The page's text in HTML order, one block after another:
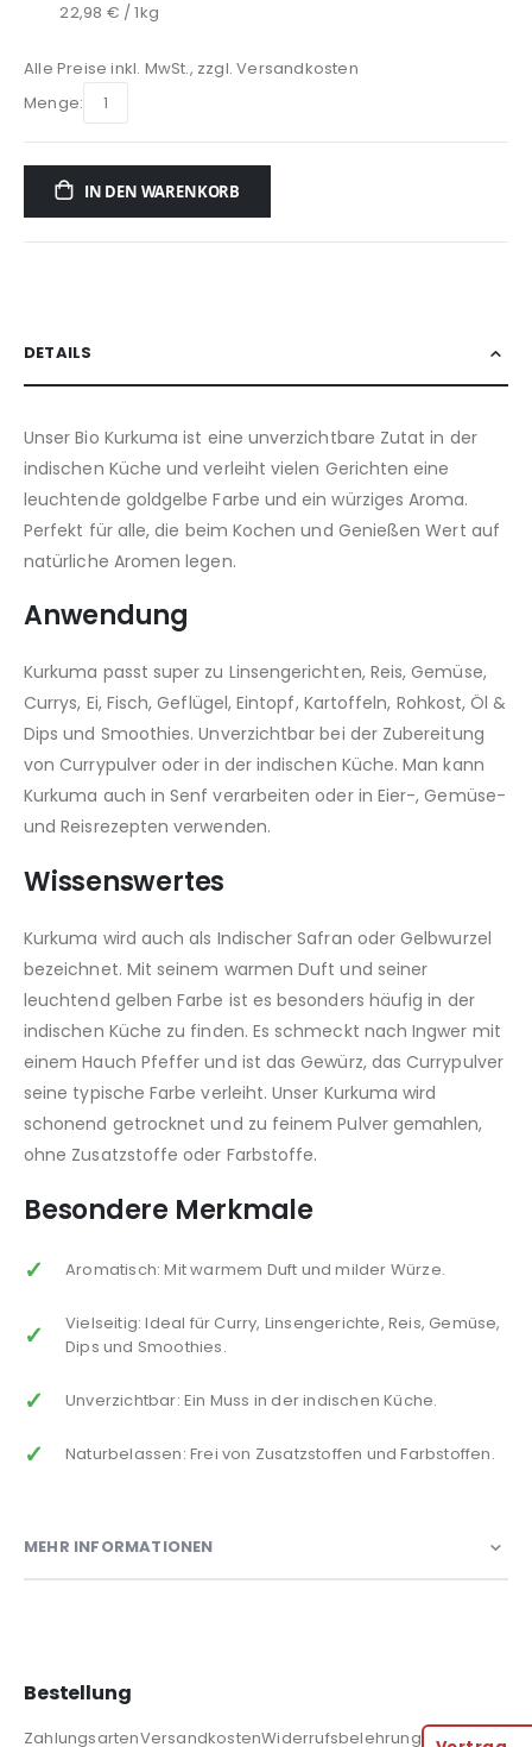
22,98 € / 1kg
Alle Preise inkl. MwSt., zzgl.Versandkosten
Menge:
IN DEN WARENKORB
DETAILS
Unser Bio Kurkuma ist eine unverzichtbare Zutat in der
indischen Küche und verleiht vielen Gerichten eine
leuchtende goldgelbe Farbe und ein würziges Aroma.
Perfekt für alle, die beim Kochen und Genießen Wert auf
natürliche Aromen legen.
Anwendung
Kurkuma passt super zu Linsengerichten, Reis, Gemüse,
Currys, Ei, Fisch, Geflügel, Eintopf, Kartoffeln, Rohkost, Öl &
Dips und Smoothies. Unverzichtbar bei der Zubereitung
von Currypulver oder in der indischen Küche. Man kann
Kurkuma auch in Senf verarbeiten oder in Eier-, Gemüse-
und Reisrezepten verwenden.
Wissenswertes
Kurkuma wird auch als Indischer Safran oder Gelbwurzel
bezeichnet. Mit seinem warmen Duft und seiner
leuchtend gelben Farbe ist es besonders häufig in der
indischen Küche zu finden. Es schmeckt nach Ingwer mit
einem Hauch Pfeffer und ist das Gewürz, das Currypulver
seine typische Farbe verleiht. Unser Kurkuma wird
schonend getrocknet und zu feinem Pulver gemahlen,
ohne Zusatzstoffe oder Farbstoffe.
Besondere Merkmale
Aromatisch: Mit warmem Duft und milder Würze.
Vielseitig: Ideal für Curry, Linsengerichte, Reis, Gemüse,
Dips und Smoothies.
Unverzichtbar: Ein Muss in der indischen Küche.
Naturbelassen: Frei von Zusatzstoffen und Farbstoffen.
MEHR INFORMATIONEN
Bestellung
ZahlungsartenVersandkostenWiderrufsbelehrung